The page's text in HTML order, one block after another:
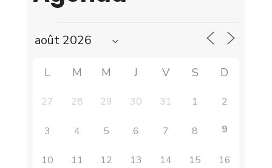
L M M J V S D
27 28 29 30 31 1 2
3 4 5 6 7 8 9
10 11 12 13 14 15 16